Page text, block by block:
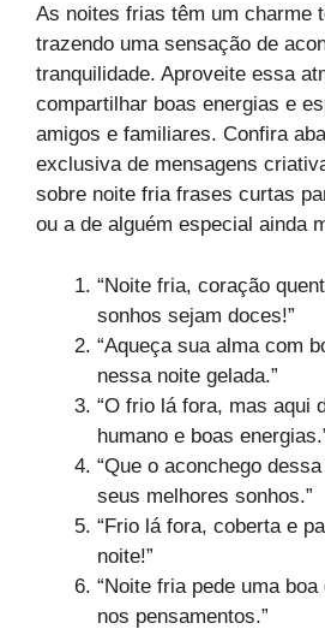
As noites frias têm um charme
trazendo uma sensação de
tranquilidade. Aproveite essa
compartilhar boas energias e
amigos e familiares. Confira
exclusiva de mensagens
sobre noite fria frases curtas
ou a de alguém especial ainda
“Noite fria, coração
sonhos sejam doces!”
“Aqueça sua alma com
nessa noite gelada.”
“O frio lá fora, mas aqui
humano e boas
“Que o aconchego
seus melhores sonhos.”
“Frio lá fora, coberta e
noite!”
“Noite fria pede uma
nos pensamentos.”